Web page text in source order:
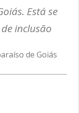
Está se
inclusão
de Goiás